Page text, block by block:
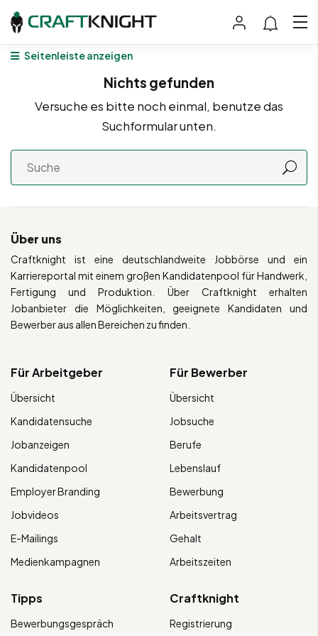
Seitenleiste anzeigen
Nichts gefunden
Versuche es bitte noch einmal, benutze das
Suchformular unten.
Über uns
Craftknight ist eine deutschlandweite Jobbörse und ein
Karriereportal mit einem großen Kandidatenpool für Handwerk,
Fertigung und Produktion. Über Craftknight erhalten
Jobanbieter die Möglichkeiten, geeignete Kandidaten und
Bewerber aus allen Bereichen zu finden.
Für Arbeitgeber
Übersicht
Kandidatensuche
Jobanzeigen
Kandidatenpool
Employer Branding
Jobvideos
E-Mailings
Medienkampagnen
Für Bewerber
Übersicht
Jobsuche
Berufe
Lebenslauf
Bewerbung
Arbeitsvertrag
Gehalt
Arbeitszeiten
Tipps
Bewerbungsgespräch
Craftknight
Registrierung